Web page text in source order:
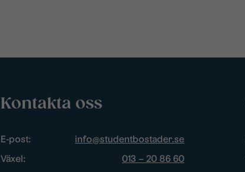
Kontakta oss
E-post:
info@studentbostader.se
Växel:
013 – 20 86 60